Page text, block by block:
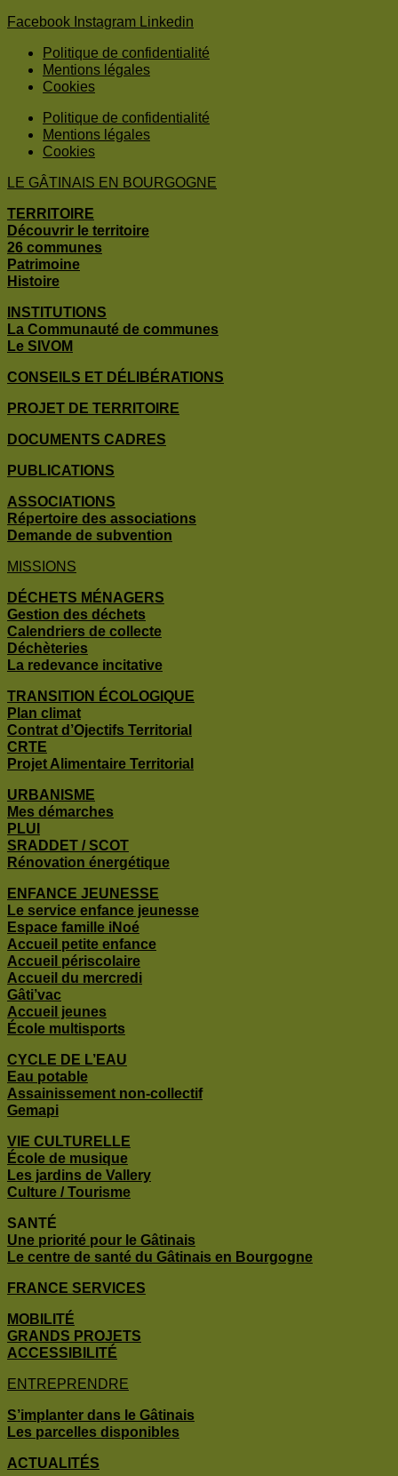
Facebook Instagram Linkedin
Politique de confidentialité
Mentions légales
Cookies
Politique de confidentialité
Mentions légales
Cookies
LE GÂTINAIS EN BOURGOGNE
TERRITOIRE
Découvrir le territoire
26 communes
Patrimoine
Histoire
INSTITUTIONS
La Communauté de communes
Le SIVOM
CONSEILS ET DÉLIBÉRATIONS
PROJET DE TERRITOIRE
DOCUMENTS CADRES
PUBLICATIONS
ASSOCIATIONS
Répertoire des associations
Demande de subvention
MISSIONS
DÉCHETS MÉNAGERS
Gestion des déchets
Calendriers de collecte
Déchèteries
La redevance incitative
TRANSITION ÉCOLOGIQUE
Plan climat
Contrat d’Ojectifs Territorial
CRTE
Projet Alimentaire Territorial
URBANISME
Mes démarches
PLUI
SRADDET / SCOT
Rénovation énergétique
ENFANCE JEUNESSE
Le service enfance jeunesse
Espace famille iNoé
Accueil petite enfance
Accueil périscolaire
Accueil du mercredi
Gâti’vac
Accueil jeunes
École multisports
CYCLE DE L’EAU
Eau potable
Assainissement non-collectif
Gemapi
VIE CULTURELLE
École de musique
Les jardins de Vallery
Culture / Tourisme
SANTÉ
Une priorité pour le Gâtinais
Le centre de santé du Gâtinais en Bourgogne
FRANCE SERVICES
MOBILITÉ
GRANDS PROJETS
ACCESSIBILITÉ
ENTREPRENDRE
S’implanter dans le Gâtinais
Les parcelles disponibles
ACTUALITÉS